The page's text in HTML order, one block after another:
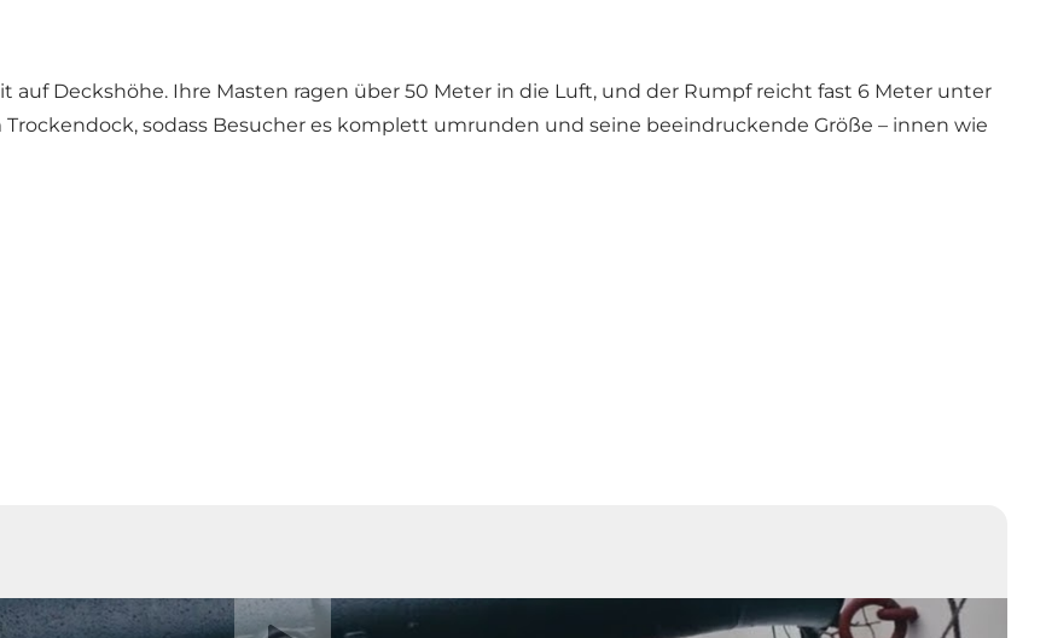
auf Deckshöhe. Ihre Masten ragen über 50 Meter in die Luft, und der Rumpf reicht fast 6 Meter unter
sodass Besucher es komplett umrunden und seine beeindruckende Größe – innen wie
Video abspielen